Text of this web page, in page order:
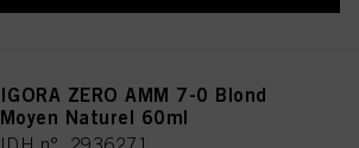
IGORA ZERO AMM 7-0 Blond
Moyen Naturel 60ml